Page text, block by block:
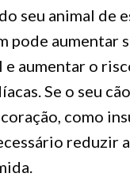
seu animal de
pode aumentar
aumentar o
Se o seu
como
reduzir